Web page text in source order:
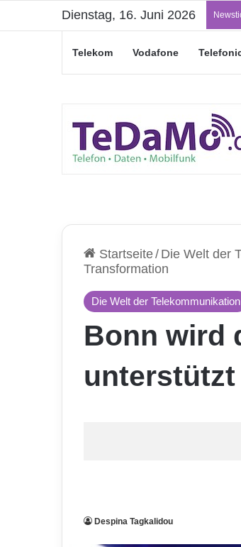
Dienstag, 16. Juni 2026
Telekom Vodafone
Startseite/ Die Welt der
Transformation
Die Welt der Telekommunikation
Bonn wird
Despina Tagkalidou